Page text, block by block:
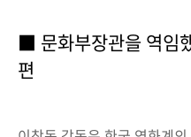
■ 문화부장관을 역임
편